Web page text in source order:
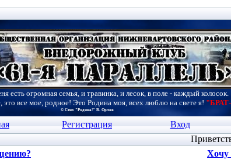
есть огромная семья, и травинка, и лесок, в поле - каждый колосок.
это все мое, родное! Это Родина моя, всех люблю на свете я!
© Стих "Родина!" В. Орлов
Регистрация Вход
Хочу